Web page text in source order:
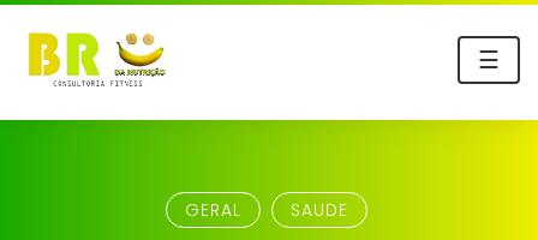
☰
GERAL SAUDE